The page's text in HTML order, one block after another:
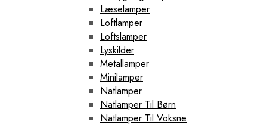
Læselamper
Loftlamper
Loftslamper
Lyskilder
Metallamper
Minilamper
Natlamper
Natlamper Til Børn
Natlamper Til Voksne